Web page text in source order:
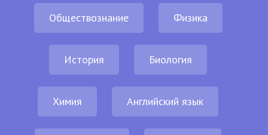
Обществознание Физика
История Биология
Химия Английский язык